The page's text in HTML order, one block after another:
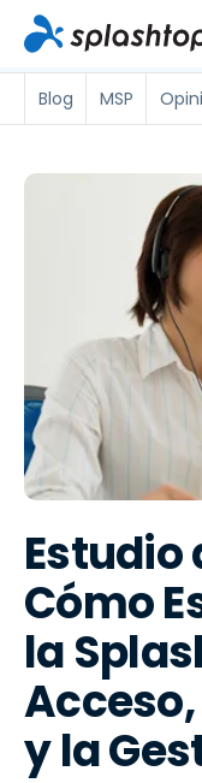
Blog MSP
Estudio
Cómo
la
y la